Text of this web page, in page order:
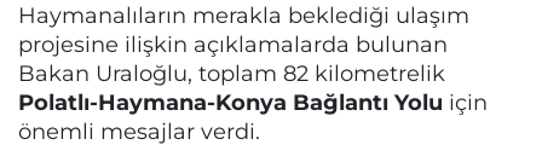
Haymanalıların merakla beklediği ulaşım
projesine ilişkin açıklamalarda bulunan
Bakan Uraloğlu, toplam 82 kilometrelik
Polatlı-Haymana-Konya Bağlantı Yolu için
önemli mesajlar verdi.